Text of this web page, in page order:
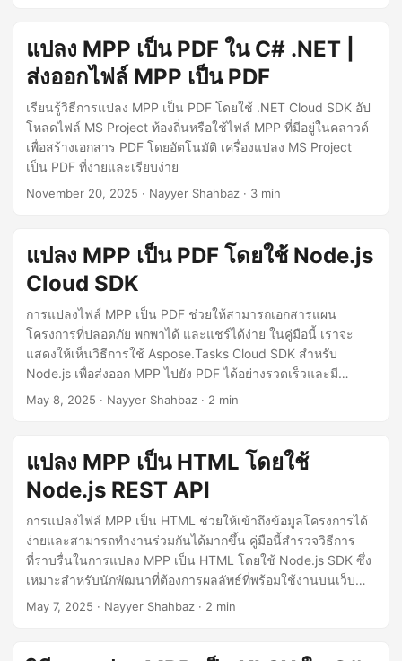
แปลง MPP เป็น PDF ใน C# .NET |
ส่งออกไฟล์ MPP เป็น PDF
เรียนรู้วิธีการแปลง MPP เป็น PDF โดยใช้ .NET Cloud SDK อัป
โหลดไฟล์ MS Project ท้องถิ่นหรือใช้ไฟล์ MPP ที่มีอยู่ในคลาวด์
เพื่อสร้างเอกสาร PDF โดยอัตโนมัติ เครื่องแปลง MS Project
เป็น PDF ที่ง่ายและเรียบง่าย
November 20, 2025 · Nayyer Shahbaz · 3 min
แปลง MPP เป็น PDF โดยใช้ Node.js
Cloud SDK
การแปลงไฟล์ MPP เป็น PDF ช่วยให้สามารถเอกสารแผน
โครงการที่ปลอดภัย พกพาได้ และแชร์ได้ง่าย ในคู่มือนี้ เราจะ
แสดงให้เห็นวิธีการใช้ Aspose.Tasks Cloud SDK สำหรับ
Node.js เพื่อส่งออก MPP ไปยัง PDF ได้อย่างรวดเร็วและมี
ประสิทธิภาพ
May 8, 2025 · Nayyer Shahbaz · 2 min
แปลง MPP เป็น HTML โดยใช้
Node.js REST API
การแปลงไฟล์ MPP เป็น HTML ช่วยให้เข้าถึงข้อมูลโครงการได้
ง่ายและสามารถทำงานร่วมกันได้มากขึ้น คู่มือนี้สำรวจวิธีการ
ที่ราบรื่นในการแปลง MPP เป็น HTML โดยใช้ Node.js SDK ซึ่ง
เหมาะสำหรับนักพัฒนาที่ต้องการผลลัพธ์ที่พร้อมใช้งานบนเว็บ
จากไฟล์ MS Project.
May 7, 2025 · Nayyer Shahbaz · 2 min